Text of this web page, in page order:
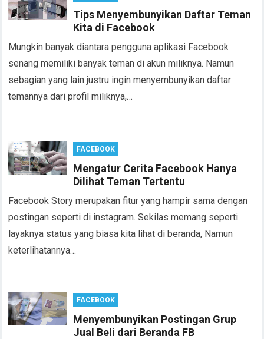
Tips Menyembunyikan Daftar Teman
Kita di Facebook
Mungkin banyak diantara pengguna aplikasi Facebook
senang memiliki banyak teman di akun miliknya. Namun
sebagian yang lain justru ingin menyembunyikan daftar
temannya dari profil miliknya,…
FACEBOOK
Mengatur Cerita Facebook Hanya
Dilihat Teman Tertentu
Facebook Story merupakan fitur yang hampir sama dengan
postingan seperti di instagram. Sekilas memang seperti
layaknya status yang biasa kita lihat di beranda, Namun
keterlihatannya…
FACEBOOK
Menyembunyikan Postingan Grup
Jual Beli dari Beranda FB